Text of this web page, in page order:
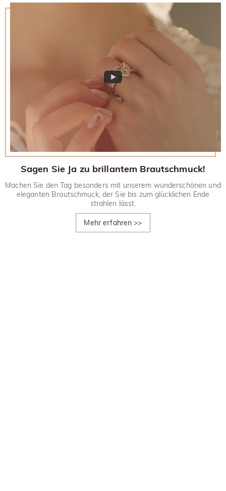
Sagen Sie Ja zu brillantem Brautschmuck!
Machen Sie den Tag besonders mit unserem wunderschönen und
eleganten Brautschmuck, der Sie bis zum glücklichen Ende
strahlen lässt.
Mehr erfahren >>